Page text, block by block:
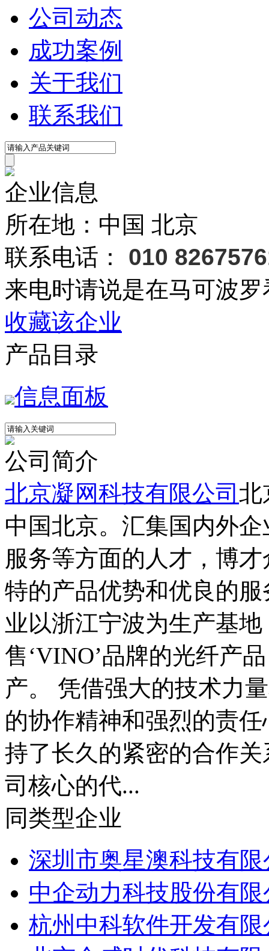
公司动态
成功案例
关于我们
联系我们
企业信息
所在地：中国 北京
联系电话：
010
来电时请说是在马可波
收藏该企业
产品目录
信息面板
公司简介
北京凝网科技有限公司 北
中国北京。汇集国内外
服务等方面的人才，博
特的产品优势和优良的
业以浙江宁波为生产基
售‘VINO’品牌的光纤产
产。 凭借强大的技术力
的协作精神和强烈的责
持了长久的紧密的合作
司核心的代...
同类型企业
深圳市奥星澳科技有限
中企动力科技股份有限
杭州中科软件开发有限